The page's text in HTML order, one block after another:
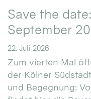
Save the
September
22. Juli 2026
Zum vierten Mal
der Kölner
und Begegnung: